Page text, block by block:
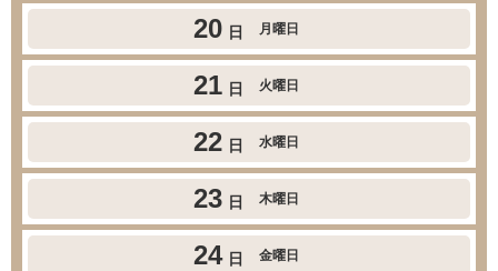
20 日 月曜日
21 日 火曜日
22 日 水曜日
23 日 木曜日
24 日 金曜日